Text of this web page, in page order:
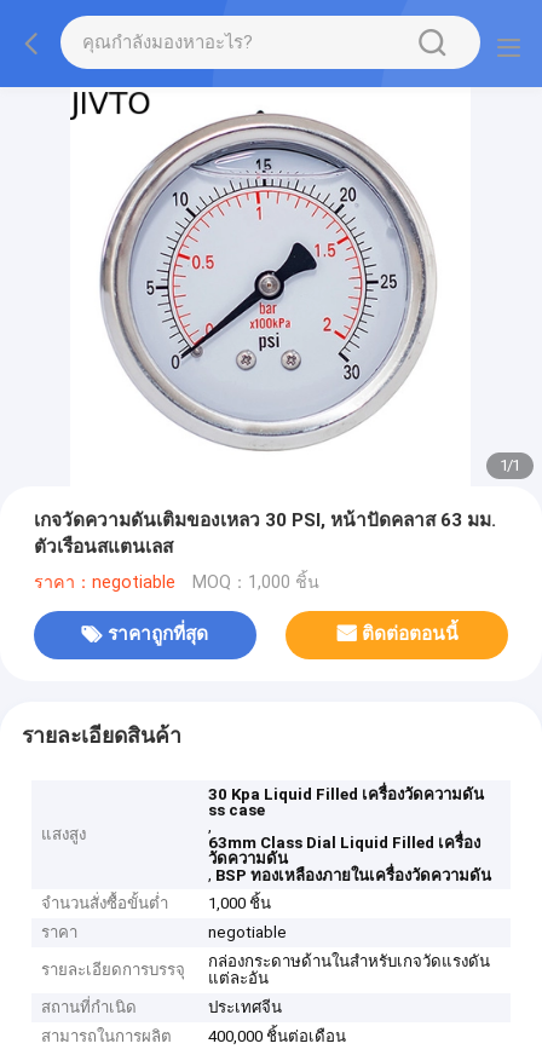
1/1
เกจวัดความดันเติมของเหลว 30 PSI, หน้าปัดคลาส 63 มม.
ตัวเรือนสแตนเลส
ราคา：negotiable MOQ：1,000 ชิ้น
ราคาถูกที่สุด ติดต่อตอนนี้
รายละเอียดสินค้า
แสงสูง
30 Kpa Liquid Filled เครื่องวัดความดัน
ss case
,
63mm Class Dial Liquid Filled เครื่อง
วัดความดัน
, BSP ทองเหลืองภายในเครื่องวัดความดัน
จำนวนสั่งซื้อขั้นต่ำ
1,000 ชิ้น
ราคา
negotiable
รายละเอียดการบรรจุ
กล่องกระดาษด้านในสำหรับเกจวัดแรงดัน
แต่ละอัน
สถานที่กำเนิด
ประเทศจีน
สามารถในการผลิต
400,000 ชิ้นต่อเดือน